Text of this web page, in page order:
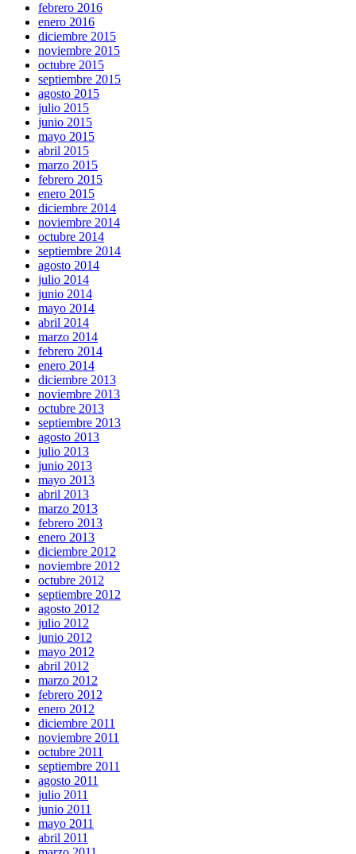
febrero 2016
enero 2016
diciembre 2015
noviembre 2015
octubre 2015
septiembre 2015
agosto 2015
julio 2015
junio 2015
mayo 2015
abril 2015
marzo 2015
febrero 2015
enero 2015
diciembre 2014
noviembre 2014
octubre 2014
septiembre 2014
agosto 2014
julio 2014
junio 2014
mayo 2014
abril 2014
marzo 2014
febrero 2014
enero 2014
diciembre 2013
noviembre 2013
octubre 2013
septiembre 2013
agosto 2013
julio 2013
junio 2013
mayo 2013
abril 2013
marzo 2013
febrero 2013
enero 2013
diciembre 2012
noviembre 2012
octubre 2012
septiembre 2012
agosto 2012
julio 2012
junio 2012
mayo 2012
abril 2012
marzo 2012
febrero 2012
enero 2012
diciembre 2011
noviembre 2011
octubre 2011
septiembre 2011
agosto 2011
julio 2011
junio 2011
mayo 2011
abril 2011